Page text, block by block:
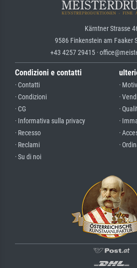
Kärntner Strasse
9586 Finkenstein am Faaker
+43 4257 29415 ·
Condizioni e contatti
· Contatti
· Condizioni
· CG
· Informativa sulla privacy
· Recesso
· Reclami
· Su di noi
·
·
·
·
·
·